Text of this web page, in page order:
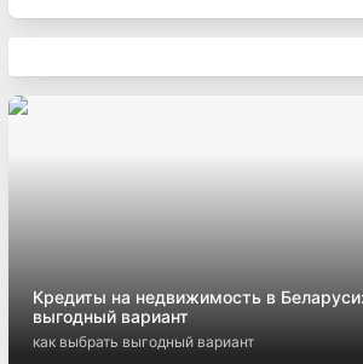
Кредиты на недвижимость в
выгодный вариант
как выбрать выгодный вариант